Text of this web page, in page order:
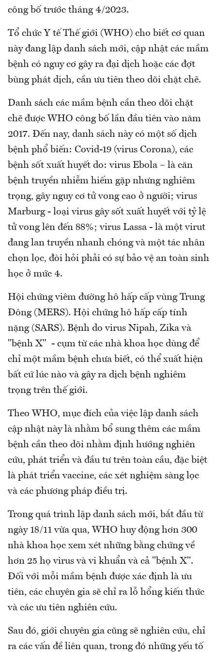
công bố trước tháng 4/2023.
Tổ chức Y tế Thế giới (WHO) cho biết cơ quan
này đang lập danh sách mới, cập nhật các mầm
bệnh có nguy cơ gây ra đại dịch hoặc các đợt
bùng phát dịch, cần ưu tiên theo dõi chặt chẽ.
Danh sách các mầm bệnh cần theo dõi chặt
chẽ được WHO công bố lần đầu tiên vào năm
2017. Đến nay, danh sách này có một số dịch
bệnh phổ biến: Covid-19 (virus Corona), các
bệnh sốt xuất huyết do: virus Ebola – là căn
bệnh truyền nhiễm hiếm gặp nhưng nghiêm
trọng, gây nguy cơ tử vong cao ở người; virus
Marburg - loại virus gây sốt xuất huyết với tỷ lệ
tử vong lên đến 88%; virus Lassa - là một virut
đang lan truyền nhanh chóng và một tác nhân
chọn lọc, đòi hỏi phải có sự bảo vệ an toàn sinh
học ở mức 4.
Hội chứng viêm đường hô hấp cấp vùng Trung
Đông (MERS). Hội chứng hô hấp cấp tính
nặng (SARS). Bệnh do virus Nipah, Zika và
"bệnh X" - cụm từ các nhà khoa học dùng để
chỉ một mầm bệnh chưa biết, có thể xuất hiện
bất cứ lúc nào và gây ra dịch bệnh nghiêm
trọng trên thế giới.
Theo WHO, mục đích của việc lập danh sách
cập nhật này là nhằm bổ sung thêm các mầm
bệnh cần theo dõi nhằm định hướng nghiên
cứu, phát triển và đầu tư trên toàn cầu, đặc biệt
là phát triển vaccine, các xét nghiệm sàng lọc
và các phương pháp điều trị.
Trong quá trình lập danh sách mới, bắt đầu từ
ngày 18/11 vừa qua, WHO huy động hơn 300
nhà khoa học xem xét những bằng chứng về
hơn 25 họ virus và vi khuẩn và cả "bệnh X".
Đối với mỗi mầm bệnh được xác định là ưu
tiên, các chuyên gia sẽ chỉ ra lỗ hổng kiến thức
và các ưu tiên nghiên cứu.
Sau đó, giới chuyên gia cũng sẽ nghiên cứu, chỉ
ra các vấn đề liên quan, trong đó những yếu tố